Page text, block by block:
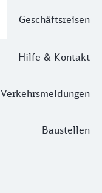
Geschäftsreisen
Hilfe & Kontakt
Verkehrsmeldungen
Baustellen